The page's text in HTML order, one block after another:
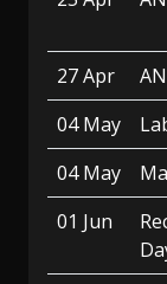
27 Apr
04 May
04 May
01 Jun